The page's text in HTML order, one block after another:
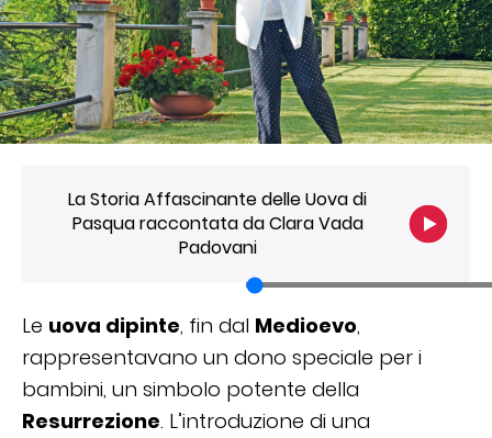
La Storia Affascinante delle Uova di
Pasqua raccontata da Clara Vada
Padovani
Le uova dipinte, fin dal Medioevo,
rappresentavano un dono speciale per i
bambini, un simbolo potente della
Resurrezione. L’introduzione di una